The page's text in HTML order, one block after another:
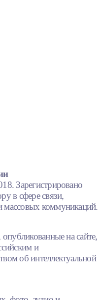
Зарегистрировано
в сфере связи,
коммуникаций.
на сайте,
и
об интеллектуальной